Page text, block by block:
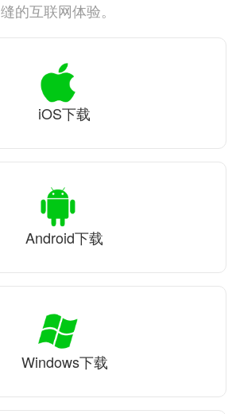
缝的互联网体验。
iOS下载
Android下载
Windows下载